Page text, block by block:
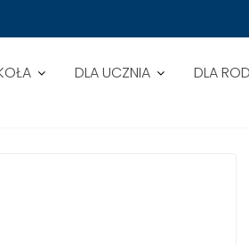
DLA UCZNIA DLA